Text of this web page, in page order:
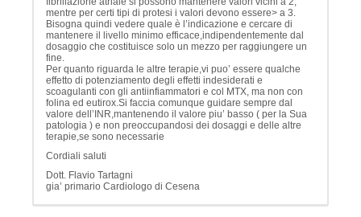
mentre per certi tipi di protesi i valori devono essere> a 3.
Bisogna quindi vedere quale è l’indicazione e cercare di
mantenere il livello minimo efficace,indipendentemente dal
dosaggio che costituisce solo un mezzo per raggiungere un
fine.
Per quanto riguarda le altre terapie,vi puo’ essere qualche
effetto di potenziamento degli effetti indesiderati e
scoagulanti con gli antiinfiammatori e col MTX, ma non con
folina ed eutirox.Si faccia comunque guidare sempre dal
valore dell’INR,mantenendo il valore piu’ basso ( per la Sua
patologia ) e non preoccupandosi dei dosaggi e delle altre
terapie,se sono necessarie
Cordiali saluti
Dott. Flavio Tartagni
gia’ primario Cardiologo di Cesena